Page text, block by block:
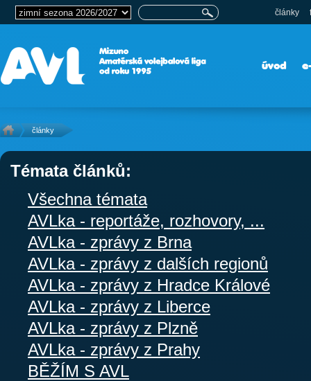
články
úvod
články
Témata článků:
Všechna témata
AVLka - reportáže, rozhovory, ...
AVLka - zprávy z Brna
AVLka - zprávy z dalších regionů
AVLka - zprávy z Hradce Králové
AVLka - zprávy z Liberce
AVLka - zprávy z Plzně
AVLka - zprávy z Prahy
BĚŽÍM S AVL